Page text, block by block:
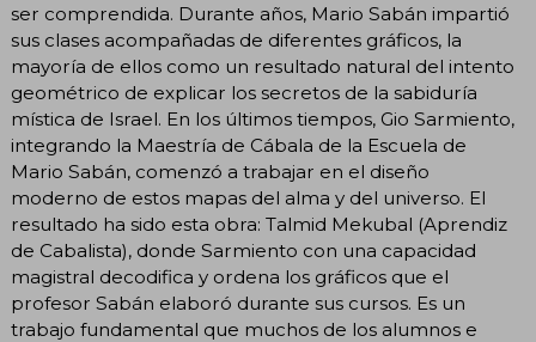
ser comprendida. Durante años, Mario Sabán impartió
sus clases acompañadas de diferentes gráficos, la
mayoría de ellos como un resultado natural del intento
geométrico de explicar los secretos de la sabiduría
mística de Israel. En los últimos tiempos, Gio Sarmiento,
integrando la Maestría de Cábala de la Escuela de
Mario Sabán, comenzó a trabajar en el diseño
moderno de estos mapas del alma y del universo. El
resultado ha sido esta obra: Talmid Mekubal (Aprendiz
de Cabalista), donde Sarmiento con una capacidad
magistral decodifica y ordena los gráficos que el
profesor Sabán elaboró durante sus cursos. Es un
trabajo fundamental que muchos de los alumnos e